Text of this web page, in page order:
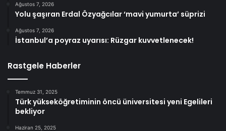
Ağustos 7, 2026
Yolu şaşıran Erdal Özyağcılar ‘mavi yumurta’ süprizi
Ağustos 7, 2026
İstanbul’a poyraz uyarısı: Rüzgar kuvvetlenecek!
Rastgele Haberler
Temmuz 31, 2025
Türk yükseköğretiminin öncü üniversitesi yeni Egelileri
bekliyor
Haziran 25, 2025